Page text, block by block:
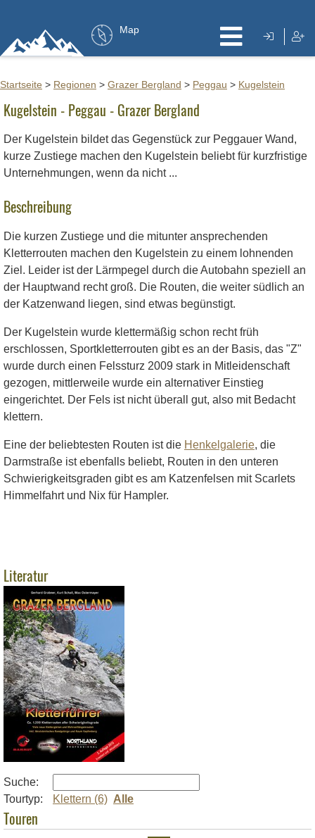
Map
Startseite > Regionen > Grazer Bergland > Peggau > Kugelstein
Kugelstein - Peggau - Grazer Bergland
Der Kugelstein bildet das Gegenstück zur Peggauer Wand,
kurze Zustiege machen den Kugelstein beliebt für kurzfristige
Unternehmungen, wenn da nicht ...
Beschreibung
Die kurzen Zustiege und die mitunter ansprechenden
Kletterrouten machen den Kugelstein zu einem lohnenden
Ziel. Leider ist der Lärmpegel durch die Autobahn speziell an
der Hauptwand recht groß. Die Routen, die weiter südlich an
der Katzenwand liegen, sind etwas begünstigt.
Der Kugelstein wurde klettermäßig schon recht früh
erschlossen, Sportkletterrouten gibt es an der Basis, das "Z"
wurde durch einen Felssturz 2009 stark in Mitleidenschaft
gezogen, mittlerweile wurde ein alternativer Einstieg
eingerichtet. Der Fels ist nicht überall gut, also mit Bedacht
klettern.
Eine der beliebtesten Routen ist die Henkelgalerie, die
Darmstraße ist ebenfalls beliebt, Routen in den unteren
Schwierigkeitsgraden gibt es am Katzenfelsen mit Scarlets
Himmelfahrt und Nix für Hampler.
Literatur
Suche:
Tourtyp:
Klettern (6) Alle
Touren